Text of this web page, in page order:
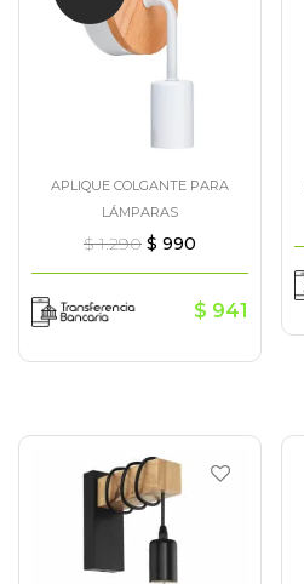
APLIQUE COLGANTE PARA
LÁMPARAS
$1.290 $ 990
$ 941